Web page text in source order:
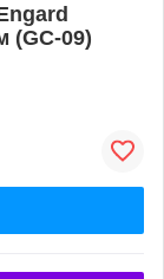
(GC-09)